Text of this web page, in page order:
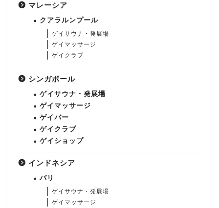
マレーシア
クアラルンプール
ゲイサウナ・発展場
ゲイマッサージ
ゲイクラブ
シンガポール
ゲイサウナ・発展場
ゲイマッサージ
ゲイバー
ゲイクラブ
ゲイショップ
インドネシア
バリ
ゲイサウナ・発展場
ゲイマッサージ